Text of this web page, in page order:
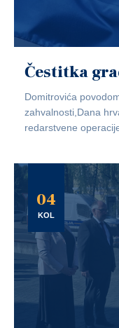
Čestitka
Domitrovića
zahvalnosti,Dana
redarstvene
04
KOL